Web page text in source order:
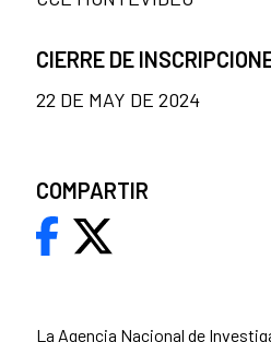
La Agencia Nacional de
CIERRE DE
22 DE MAY DE 2024
COMPARTIR